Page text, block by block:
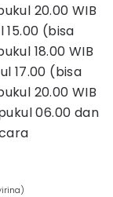
20.00 WIB
15.00 (bisa
18.00 WIB
17.00 (bisa
20.00 WIB
06.00 dan